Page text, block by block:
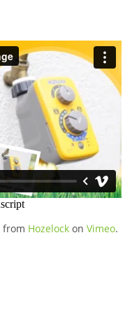
from Hozelock on Vimeo.